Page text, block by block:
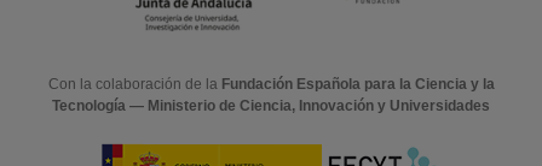
Con la colaboración de la Fundación Española para la Ciencia y la
Tecnología — Ministerio de Ciencia, Innovación y Universidades